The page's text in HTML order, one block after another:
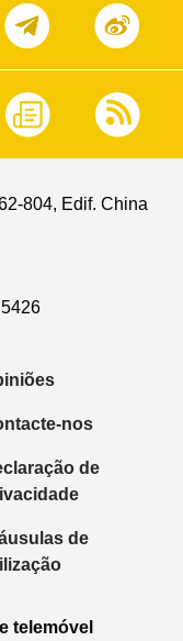
804, Edif. China
nos
de
de
telemóvel